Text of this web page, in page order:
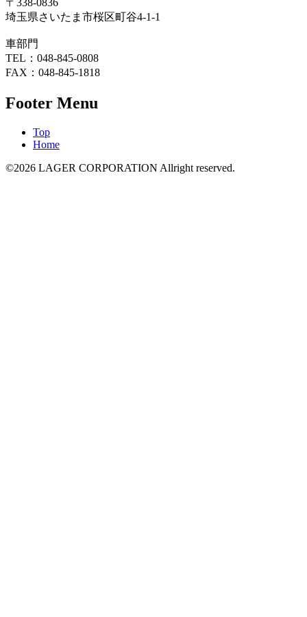
〒338-0836
埼玉県さいたま市桜区町谷4-1-1
車部門
TEL：048-845-0808
FAX：048-845-1818
Footer Menu
Top
Home
©2026 LAGER CORPORATION Allright reserved.